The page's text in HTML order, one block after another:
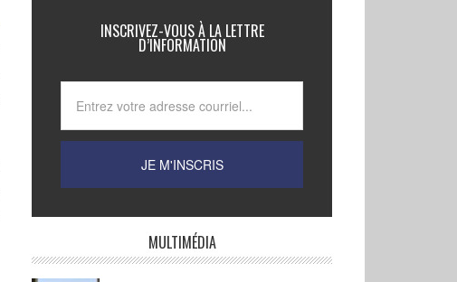
INSCRIVEZ-VOUS À LA LETTRE
D’INFORMATION
MULTIMÉDIA